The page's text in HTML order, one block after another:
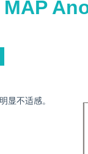
显不适感。